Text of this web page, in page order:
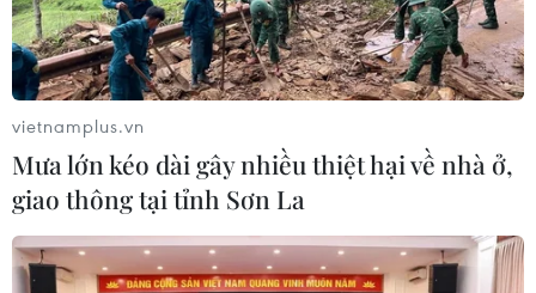
vietnamplus.vn
Mưa lớn kéo dài gây nhiều thiệt hại về nhà ở,
giao thông tại tỉnh Sơn La